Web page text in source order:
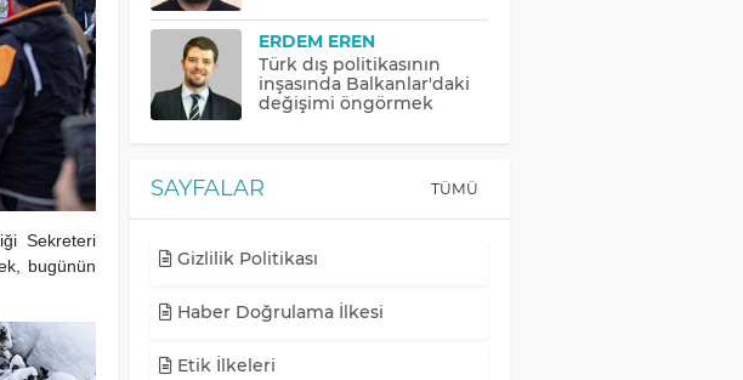
Sekreteri
bugünün
ERDEM EREN
Türk dış politikasının
inşasında Balkanlar'daki
değişimi öngörmek
SAYFALAR TÜMÜ
Gizlilik Politikası
Haber Doğrulama İlkesi
Etik İlkeleri